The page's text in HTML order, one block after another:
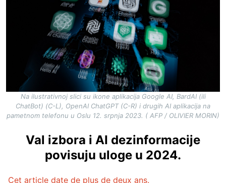
Na ilustrativnoj slici su ikone aplikacija Google AI, BardAI (ili
ChatBot) (C-L), OpenAI ChatGPT (C-R) i drugih AI aplikacija na
pametnom telefonu u Oslu 12. srpnja 2023. ( AFP / OLIVIER MORIN)
Val izbora i AI dezinformacije
povisuju uloge u 2024.
Cet article date de plus de deux ans.